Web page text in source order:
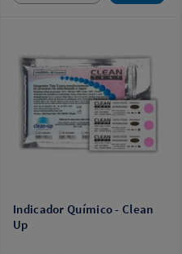
Indicador Químico - Clean
Up